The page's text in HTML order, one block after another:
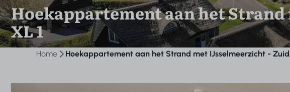
Hoekappartement aan het
XL 1
Home Hoekappartement aan het Strand met IJsselmeerzicht -